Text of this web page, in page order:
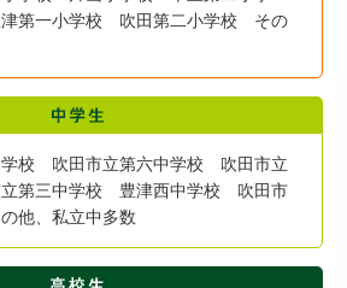
第一小学校 吹田第二小学校 その
校 吹田市立第六中学校 吹田市立
第三中学校 豊津西中学校 吹田市
他、私立中多数